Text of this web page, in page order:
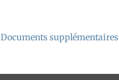
Documents supplémentaires